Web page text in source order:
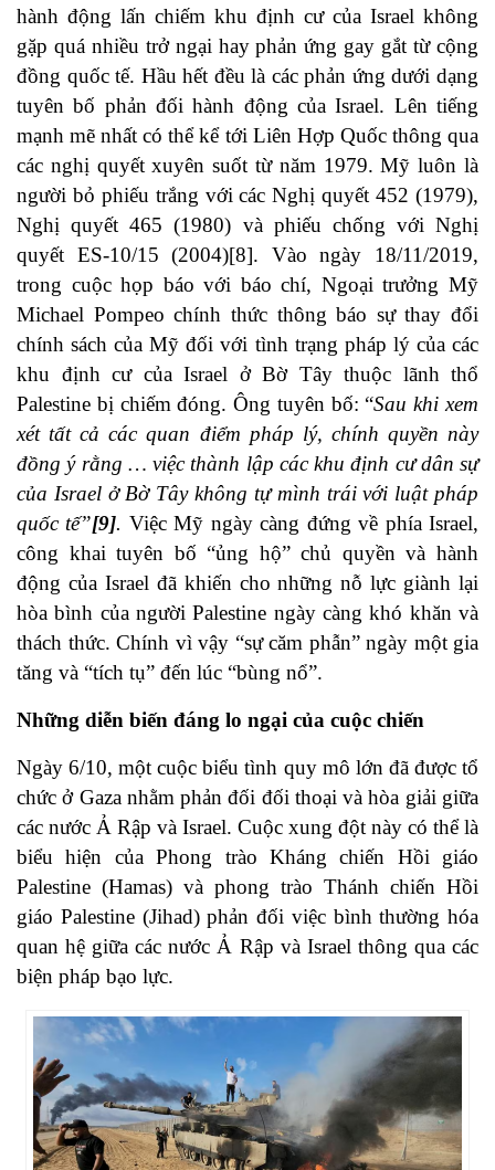
hành động lấn chiếm khu định cư của Israel không
gặp quá nhiều trở ngại hay phản ứng gay gắt từ cộng
đồng quốc tế. Hầu hết đều là các phản ứng dưới dạng
tuyên bố phản đối hành động của Israel. Lên tiếng
mạnh mẽ nhất có thể kể tới Liên Hợp Quốc thông qua
các nghị quyết xuyên suốt từ năm 1979. Mỹ luôn là
người bỏ phiếu trắng với các Nghị quyết 452 (1979),
Nghị quyết 465 (1980) và phiếu chống với Nghị
quyết ES-10/15 (2004)[8]. Vào ngày 18/11/2019,
trong cuộc họp báo với báo chí, Ngoại trưởng Mỹ
Michael Pompeo chính thức thông báo sự thay đổi
chính sách của Mỹ đối với tình trạng pháp lý của các
khu định cư của Israel ở Bờ Tây thuộc lãnh thổ
Palestine bị chiếm đóng. Ông tuyên bố: “Sau khi xem
xét tất cả các quan điểm pháp lý, chính quyền này
đồng ý rằng … việc thành lập các khu định cư dân sự
của Israel ở Bờ Tây không tự mình trái với luật pháp
quốc tế”[9]. Việc Mỹ ngày càng đứng về phía Israel,
công khai tuyên bố “ủng hộ” chủ quyền và hành
động của Israel đã khiến cho những nỗ lực giành lại
hòa bình của người Palestine ngày càng khó khăn và
thách thức. Chính vì vậy “sự căm phẫn” ngày một gia
tăng và “tích tụ” đến lúc “bùng nổ”.
Những diễn biến đáng lo ngại của cuộc chiến
Ngày 6/10, một cuộc biểu tình quy mô lớn đã được tổ
chức ở Gaza nhằm phản đối đối thoại và hòa giải giữa
các nước Ả Rập và Israel. Cuộc xung đột này có thể là
biểu hiện của Phong trào Kháng chiến Hồi giáo
Palestine (Hamas) và phong trào Thánh chiến Hồi
giáo Palestine (Jihad) phản đối việc bình thường hóa
quan hệ giữa các nước Ả Rập và Israel thông qua các
biện pháp bạo lực.